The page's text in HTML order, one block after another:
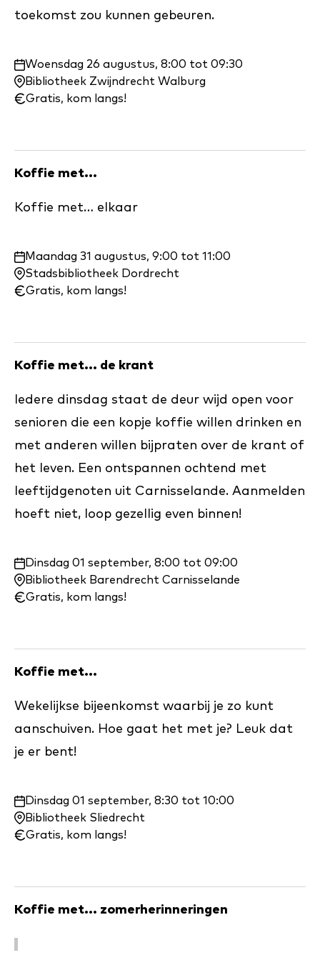
toekomst zou kunnen gebeuren.
Waar
en
wanneer:
Woensdag 26 augustus, 8:00 tot 09:30
Bibliotheek Zwijndrecht Walburg
Gratis, kom langs!
Koffie met...
Koffie met… elkaar
Waar
en
wanneer:
Maandag 31 augustus, 9:00 tot 11:00
Stadsbibliotheek Dordrecht
Gratis, kom langs!
Koffie met... de krant
Iedere dinsdag staat de deur wijd open voor
senioren die een kopje koffie willen drinken en
met anderen willen bijpraten over de krant of
het leven. Een ontspannen ochtend met
leeftijdgenoten uit Carnisselande. Aanmelden
hoeft niet, loop gezellig even binnen!
Waar
en
wanneer:
Dinsdag 01 september, 8:00 tot 09:00
Bibliotheek Barendrecht Carnisselande
Gratis, kom langs!
Koffie met...
Wekelijkse bijeenkomst waarbij je zo kunt
aanschuiven. Hoe gaat het met je? Leuk dat
je er bent!
Waar
en
wanneer:
Dinsdag 01 september, 8:30 tot 10:00
Bibliotheek Sliedrecht
Gratis, kom langs!
Koffie met... zomerherinneringen